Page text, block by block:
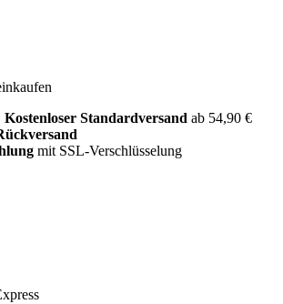
Standardversand ab 54,90 €
mit SSL-Verschlüsselung